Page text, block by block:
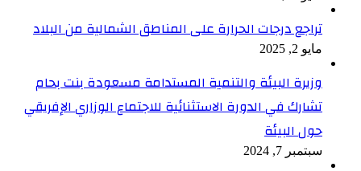
تراجع درجات الحرارة على المناطق الشمالية من البلاد
مايو 2, 2025
وزيرة البيئة والتنمية المستدامة مسعودة بنت بحام
تشارك في الدورة الاستثنائية للاجتماع الوزاري الإفريقي
حول البيئة
سبتمبر 7, 2024